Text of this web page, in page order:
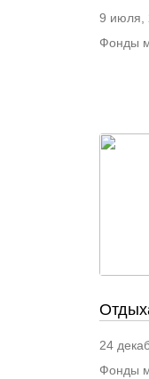
9 июля,
Фонды
24
Фонды